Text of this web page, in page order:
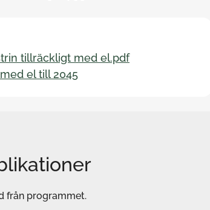
tillräckligt med el.pdf
el till 2045
från programmet.